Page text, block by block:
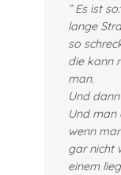
” Es ist
lange
so
die kann
man.
Und
Und man
wenn
gar nicht
einem